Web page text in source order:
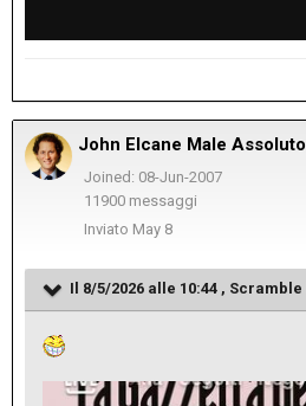
John Elcane Male Assoluto
Joined: 08-Jun-2007
11900 messaggi
Inviato May 8
Il 8/5/2026 alle 10:44 , Scramble